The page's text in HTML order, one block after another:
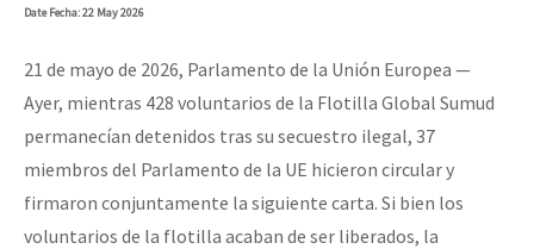
DateFecha: 22 May 2026
21 de mayo de 2026, Parlamento de la Unión Europea —
Ayer, mientras 428 voluntarios de la Flotilla Global Sumud
permanecían detenidos tras su secuestro ilegal, 37
miembros del Parlamento de la UE hicieron circular y
firmaron conjuntamente la siguiente carta. Si bien los
voluntarios de la flotilla acaban de ser liberados, la